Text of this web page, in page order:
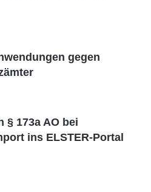
gegen
§ 173a AO bei
ins ELSTER-Portal